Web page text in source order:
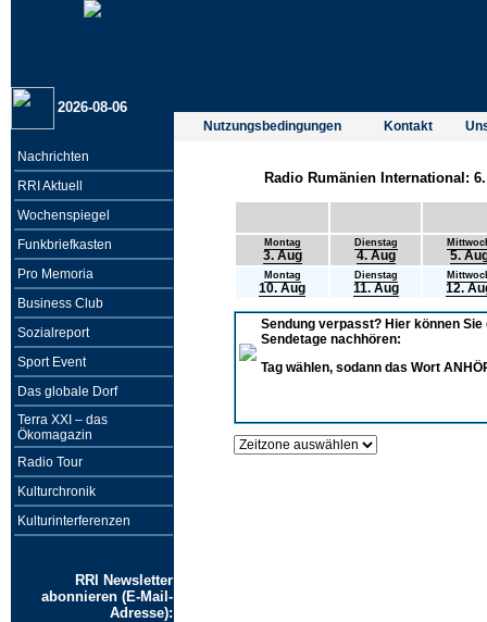
2026-08-06
Nutzungsbedingungen Kontakt
Nachrichten
RRI Aktuell
Wochenspiegel
Funkbriefkasten
Pro Memoria
Business Club
Sozialreport
Sport Event
Das globale Dorf
Terra XXI – das
Ökomagazin
Radio Tour
Kulturchronik
Kulturinterferenzen
RRI Newsletter
abonnieren (E-Mail-
Adresse):
Radio Rumänien International:
Montag
3. Aug
Dienstag
4. Aug 5.
Montag
10. Aug
Dienstag
11. Aug 12.
Sendung verpasst? Hier können
Sendetage nachhören:
Tag wählen, sodann das Wort